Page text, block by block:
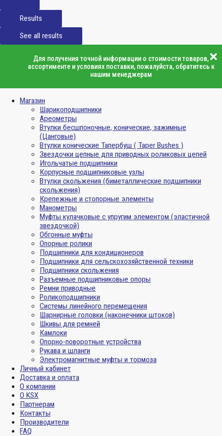
Results
See all results
Для получения точной информации о стоимости товаров,
ассортименте и условиях поставки, пожалуйста, обратитесь к
нашим менеджерам
Магазин
Шарикоподшипники
Ареометры
Втулки бесшпоночные, конические, зажимные
(Цанговые)
Втулки конические Тапербуш ( Taper Bushes )
Звездочки цепные для приводных роликовых цепей
Игольчатые подшипники
Корпусные подшипниковые узлы
Втулки скольжения (биметаллические подшипники
скольжения)
Крепежные и стопорные элементы
Манометры
Муфты кулачковые с упругим элементом (эластичной
звездочкой)
Обгонные муфты
Опорные ролики
Подшипники для кондиционеров
Подшипники для сельскохозяйственной техники
Подшипники скольжения
Разъемные подшипниковые опоры
Ремни приводные
Роликоподшипники
Системы линейного перемещения
Шарнирные головки (наконечники штоков)
Шкивы для ремней
Камлоки
Опорно-поворотные устройства
Рукава и шланги
Электромагнитные муфты и тормоза
Личный кабинет
Доставка и оплата
О компании
О KSX
Партнерам
Контакты
Производители
FAQ